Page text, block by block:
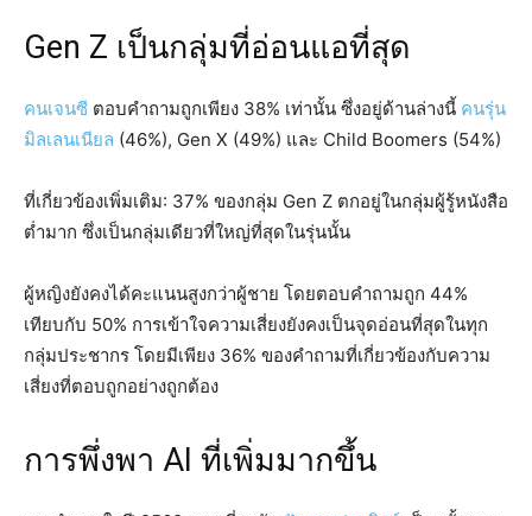
Gen Z เป็นกลุ่มที่อ่อนแอที่สุด
คนเจนซี ตอบคำถามถูกเพียง 38% เท่านั้น ซึ่งอยู่ด้านล่างนี้ คนรุ่น
มิลเลนเนียล (46%), Gen X (49%) และ Child Boomers (54%)
ที่เกี่ยวข้องเพิ่มเติม: 37% ของกลุ่ม Gen Z ตกอยู่ในกลุ่มผู้รู้หนังสือ
ต่ำมาก ซึ่งเป็นกลุ่มเดียวที่ใหญ่ที่สุดในรุ่นนั้น
ผู้หญิงยังคงได้คะแนนสูงกว่าผู้ชาย โดยตอบคำถามถูก 44%
เทียบกับ 50% การเข้าใจความเสี่ยงยังคงเป็นจุดอ่อนที่สุดในทุก
กลุ่มประชากร โดยมีเพียง 36% ของคำถามที่เกี่ยวข้องกับความ
เสี่ยงที่ตอบถูกอย่างถูกต้อง
การพึ่งพา AI ที่เพิ่มมากขึ้น